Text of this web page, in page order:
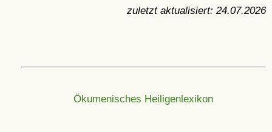
zuletzt aktualisiert: 24.07.2026
Ökumenisches Heiligenlexikon